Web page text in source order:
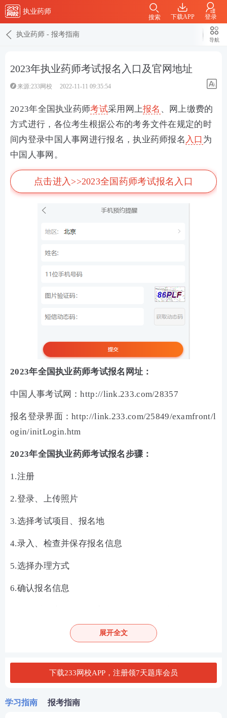
执业药师
下载APP 登录
搜索
执业药师 - 报考指南
导航
2023年执业药师考试报名入口及官网地址
来源:233网校 2022-11-11 09:35:54
2023年全国执业药师考试采用网上报名 、网上缴费的
方式进行，各位考生根据公布的考务文件在规定的时
间内登录中国人事网进行报名，执业药师报名 入口 为
中国人事网。
点击进入>>2023全国药师考试报名入口
2023年全国执业药师考试报名网址：
中国人事考试网：http://link.233.com/28357
报名登录界面：http://link.233.com/25849/examfront/l
ogin/initLogin.htm
2023年全国执业药师考试报名步骤：
1.注册
2.登录、上传照片
3.选择考试项目、报名地
4.录入、检查并保存报名信息
5.选择办理方式
6.确认报名信息
业技术人员资格考试报名证明事项告知承诺书》；未
选择告知承诺制或者不适用告知承诺制的，按报名地
8.特别情况核查
9.交纳考试费用
展开全文
下载233网校APP，注册领7天题库会员
学习指南 报考指南